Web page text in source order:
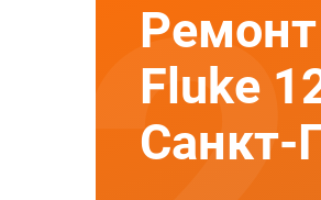
Fluke
Санкт-